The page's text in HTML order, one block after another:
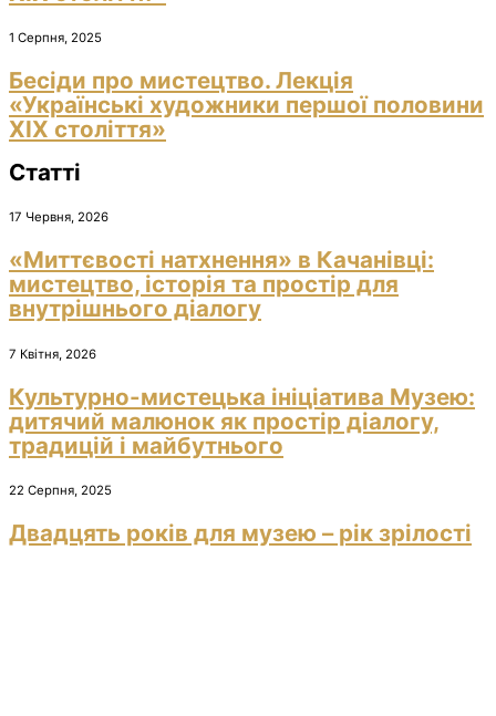
1 Серпня, 2025
Бесіди про мистецтво. Лекція
«Українські художники першої половини
ХІХ століття»
Статті
17 Червня, 2026
«Миттєвості натхнення» в Качанівці:
мистецтво, історія та простір для
внутрішнього діалогу
7 Квітня, 2026
Культурно-мистецька ініціатива Музею:
дитячий малюнок як простір діалогу,
традицій і майбутнього
22 Серпня, 2025
Двадцять років для музею – рік зрілості